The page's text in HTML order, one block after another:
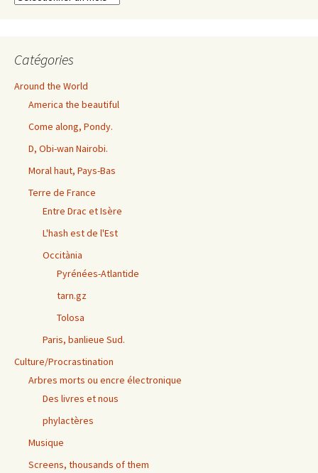
Catégories
Around the World
America the beautiful
Come along, Pondy.
D, Obi-wan Nairobi.
Moral haut, Pays-Bas
Terre de France
Entre Drac et Isère
L'hash est de l'Est
Occitània
Pyrénées-Atlantide
tarn.gz
Tolosa
Paris, banlieue Sud.
Culture/Procrastination
Arbres morts ou encre électronique
Des livres et nous
phylactères
Musique
Screens, thousands of them